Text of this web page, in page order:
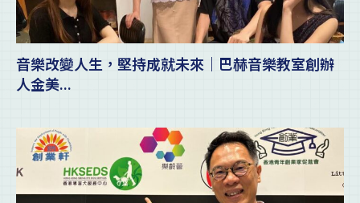
音樂改變人生，堅持成就未來｜巴赫音樂教室創辦
人金美...